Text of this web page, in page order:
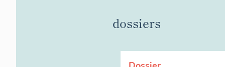
dossiers